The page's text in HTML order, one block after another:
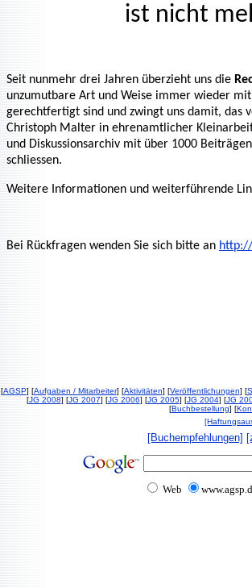
ist nicht
Seit nunmehr drei Jahren überzieht uns die
unzumutbare Art und Weise immer wieder
gerechtfertigt sind und zwingt uns damit, das
Christoph Malter in ehrenamtlicher
und Diskussionsarchiv mit über 1000
schliessen.
Weitere Informationen und weiterführende
Bei Rückfragen wenden Sie sich bitte an
[AGSP] [Aufgaben / Mitarbeiter] [Aktivitäten] [Veröffentlichungen] [
[JG 2008] [JG 2007] [JG 2006] [JG 2005] [JG 2004] [JG
[Buchbestellung] [
[Buchempfehlungen]
Web